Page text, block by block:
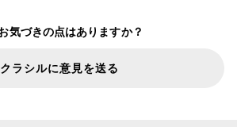
気づきの点はありますか？
クラシルに意見を送る